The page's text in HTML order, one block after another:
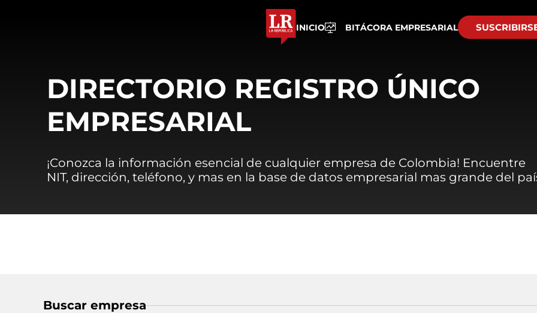
INICIO BITÁCORA EMPRESARIAL
DIRECTORIO REGISTRO ÚNICO
EMPRESARIAL
¡Conozca la información esencial de cualquier empresa de Colombia! Encuentre
NIT, dirección, teléfono, y mas en la base de datos empresarial mas grande del
Buscar empresa